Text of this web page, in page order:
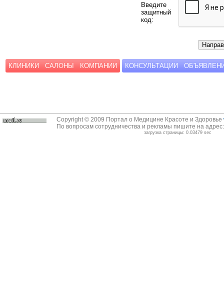
Введите
защитный
код:
КЛИНИКИ САЛОНЫ КОМПАНИИ КОНСУЛЬТАЦИИ
Copyright © 2009 Портал о Медицине Красоте и Здоровье
По вопросам сотрудничества и рекламы пишите на
загрузка страницы: 0.03479 sec